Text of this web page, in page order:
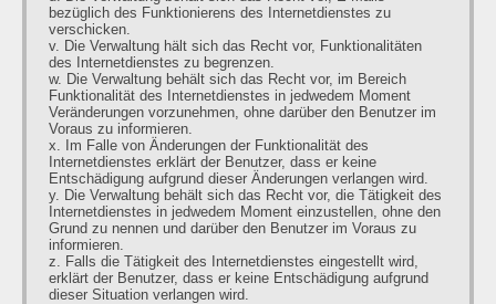
bezüglich des Funktionierens des Internetdienstes zu
verschicken.
v. Die Verwaltung hält sich das Recht vor, Funktionalitäten
des Internetdienstes zu begrenzen.
w. Die Verwaltung behält sich das Recht vor, im Bereich
Funktionalität des Internetdienstes in jedwedem Moment
Veränderungen vorzunehmen, ohne darüber den Benutzer im
Voraus zu informieren.
x. Im Falle von Änderungen der Funktionalität des
Internetdienstes erklärt der Benutzer, dass er keine
Entschädigung aufgrund dieser Änderungen verlangen wird.
y. Die Verwaltung behält sich das Recht vor, die Tätigkeit des
Internetdienstes in jedwedem Moment einzustellen, ohne den
Grund zu nennen und darüber den Benutzer im Voraus zu
informieren.
z. Falls die Tätigkeit des Internetdienstes eingestellt wird,
erklärt der Benutzer, dass er keine Entschädigung aufgrund
dieser Situation verlangen wird.